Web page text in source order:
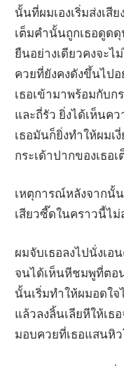
นั้นที่ผมเองเริ่มส่งเสี
เต็มคำนั้นถูกเธอดูด
ยืนอย่างเดียวคงจะ
ควยที่ยังคงดังขึ้นไปอ
เธอเข้ามาพร้อมกับก
และถี่รัว ยิ่งได้เห็นค
เธอมันก็ยิ่งทำให้ผมเ
กระเด้าปากของเธอ
เหตุการณ์หลังจากนั้
เสียวซี๊ดในคราวนี้ไม่
ผมจับเธอลงไปนั่งเอ
จนได้เห็นหีชมพูที่ตอ
นั้นเริ่มทำให้ผมอดใ
แล้วลงลิ้นเลียหีให้เ
มอบควยที่เธอแสนหิ